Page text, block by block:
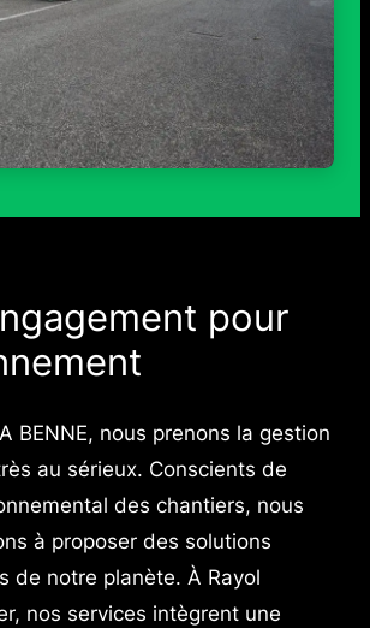
pour
BENNE, nous prenons la gestion
au sérieux. Conscients de
des chantiers, nous
à proposer des solutions
de notre planète. À Rayol
nos services intègrent une